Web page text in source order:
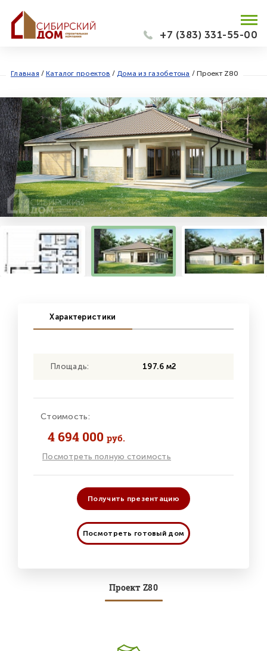
+7 (383) 331-55-00
Главная / Каталог проектов / Дома из газобетона / Проект Z80
Характеристики
Площадь: 197.6 м2
Стоимость:
4 694 000 руб.
Посмотреть полную стоимость
Получить презентацию
Посмотреть готовый дом
Проект Z80